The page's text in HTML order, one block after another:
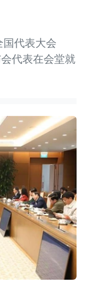
国代表大会
代表在会堂就